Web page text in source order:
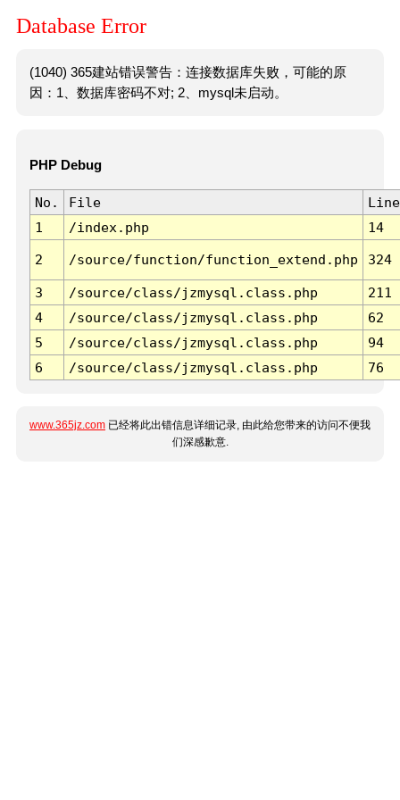
Database Error
(1040) 365建站错误警告：连接数据库失败，可能的原
因：1、数据库密码不对; 2、mysql未启动。
PHP Debug
No. File
Line
1
/index.php 14
2 /source/function/function_extend.php 324
3 /source/class/jzmysql.class.php
211
4
/source/class/jzmysql.class.php
62
5
/source/class/jzmysql.class.php
94
6
/source/class/jzmysql.class.php 76
www.365jz.com 已经将此出错信息详细记录, 由此给您带来的访问不便我
们深感歉意.